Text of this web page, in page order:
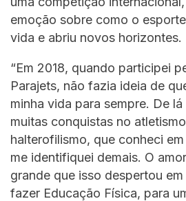
emoção sobre como o
vida e abriu novos horizontes.
“Em 2018, quando participei
Parajets, não fazia ideia de
minha vida para sempre. De
muitas conquistas no
halterofilismo, que conheci
me identifiquei demais. O
grande que isso despertou
fazer Educação Física, para